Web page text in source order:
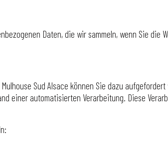
Daten, die wir sammeln, wenn Sie die
Sud Alsace können Sie dazu
einer automatisierten Verarbeitung. Diese